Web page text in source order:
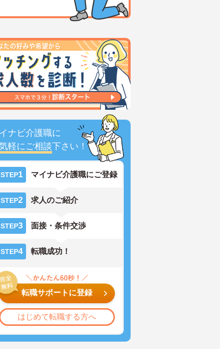
ナビ介護職に
軽にご相談下さい！
STEP1 マイナビ介護職にご登録
STEP2 求人のご紹介
STEP3 面接・条件交渉
STEP4 転職成功！
転職サポートに登録
はじめて転職する方へ